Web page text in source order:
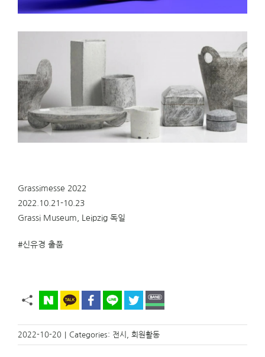
Grassimesse 2022
2022.10.21-10.23
Grassi Museum, Leipzig 독일
#신유경 출품
2022-10-20 Categories: 전시 회원활동